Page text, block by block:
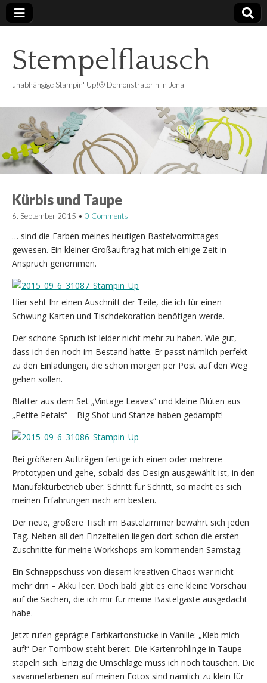
Stempelflausch
unabhängige Stampin' Up!® Demonstratorin in Jena
Kürbis und Taupe
6. September 2015 • 0 Comments
… sind die Farben meines heutigen Bastelvormittages
gewesen. Ein kleiner Großauftrag hat mich einige Zeit in
Anspruch genommen.
Hier seht Ihr einen Auschnitt der Teile, die ich für einen
Schwung Karten und Tischdekoration benötigen werde.
Der schöne Spruch ist leider nicht mehr zu haben. Wie gut,
dass ich den noch im Bestand hatte. Er passt nämlich perfekt
zu den Einladungen, die schon morgen per Post auf den Weg
gehen sollen.
Blätter aus dem Set „Vintage Leaves“ und kleine Blüten aus
„Petite Petals“ – Big Shot und Stanze haben gedampft!
Bei größeren Aufträgen fertige ich einen oder mehrere
Prototypen und gehe, sobald das Design ausgewählt ist, in den
Manufakturbetrieb über. Schritt für Schritt, so macht es sich
meinen Erfahrungen nach am besten.
Der neue, größere Tisch im Bastelzimmer bewährt sich jeden
Tag. Neben all den Einzelteilen liegen dort schon die ersten
Zuschnitte für meine Workshops am kommenden Samstag.
Ein Schnappschuss von diesem kreativen Chaos war nicht
mehr drin – Akku leer. Doch bald gibt es eine kleine Vorschau
auf die Sachen, die ich mir für meine Bastelgäste ausgedacht
habe.
Jetzt rufen geprägte Farbkartonstücke in Vanille: „Kleb mich
auf!“ Der Tombow steht bereit. Die Kartenrohlinge in Taupe
stapeln sich. Einzig die Umschläge muss ich noch tauschen. Die
savannefarbenen auf meinen Fotos sind nämlich zu klein für